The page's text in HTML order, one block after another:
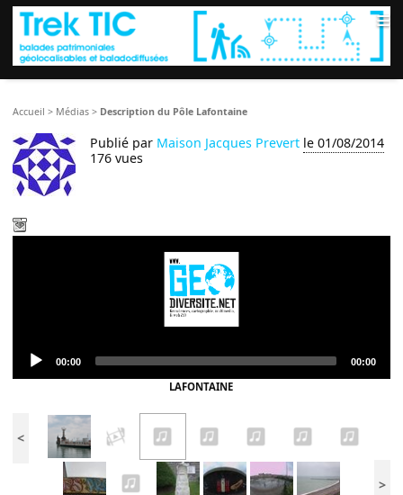
≡
Accueil > Médias > Description du Pôle Lafontaine
Publié par Maison Jacques Prevert le 01/08/2014
176 vues
Player
Current
00:00
Total
00:00
LAFONTAINE
<
>